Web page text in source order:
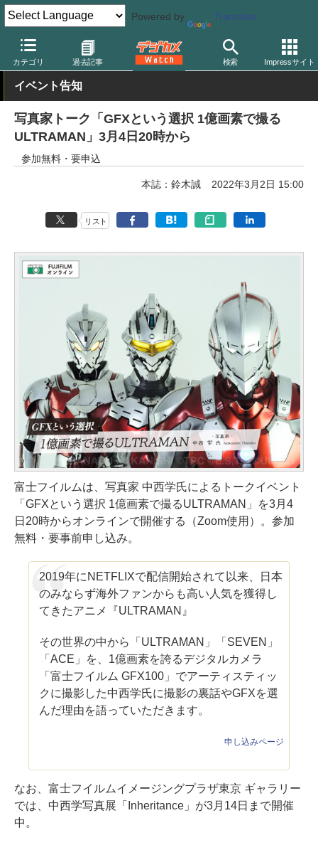
Powered by Translate
カテゴリ 過去記事 検索 Impressサイト
デジカメ Watch カメラ ミラーレスカメラ 富士フイルム
イベント告知
写真家トーク「GFXという選択 1億画素で撮る
ULTRAMAN」3月4日20時から
参加無料・要申込
本誌：鈴木誠 2022年3月2日 15:00
リスト
富士フイルムは、写真家 中西学氏によるトークイベント
「GFXという選択 1億画素で撮るULTRAMAN」を3月4
日20時からオンラインで開催する（Zoom使用）。参加
無料・要事前申し込み。
2019年にNETFLIXで配信開始されて以来、日本
のみならず海外ファンからも高い人気を獲得し
てきたアニメ『ULTRAMAN』
その世界の中から「ULTRAMAN」「SEVEN」
「ACE」を、1億画素を誇るデジタルカメラ
「富士フイルム GFX100」でアーティスティッ
クに撮影した中西学氏に撮影の裏話やGFXを選
んだ理由を語っていただきます。
申し込みページ
なお、富士フイルムイメージングプラザ東京 ギャラリー
では、中西学写真展「Inheritance」が3月14日まで開催
中。